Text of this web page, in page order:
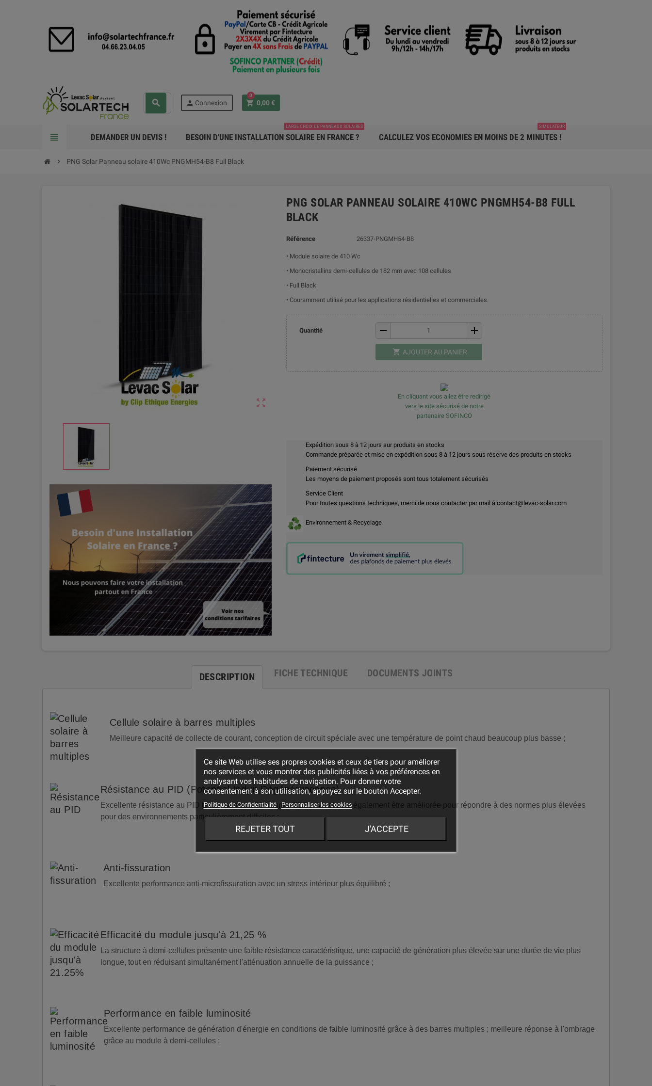
search person Connexion shopping_cart 0,00 €
0
view_headline DEMANDER UN DEVIS ! BESOIN D'UNE INSTALLATION SOLAIRE EN FRANCE ?
LARGE CHOIX DE PANNEAUX SOLAIRES
CALCULEZ VOS ECONOMIES EN MOINS DE 2 MINUTES !
SIMULATEUR
chevron_right PNG Solar Panneau solaire 410Wc PNGMH54-B8 Full Black
zoom_out_map
PNG SOLAR PANNEAU SOLAIRE 410WC PNGMH54-B8 FULL
BLACK
Référence 26337-PNGMH54-B8
• Module solaire de 410 Wc
• Monocristallins demi-cellules de 182 mm avec 108 cellules
• Full Black
• Couramment utilisé pour les applications résidentielles et commerciales.
Quantité remove add
shopping_cart AJOUTER AU PANIER
En cliquant vous allez être redirigé
vers le site sécurisé de notre
partenaire SOFINCO
Expédition sous 8 à 12 jours sur produits en stocks
Commande préparée et mise en expédition sous 8 à 12 jours sous réserve des produits en stocks
Paiement sécurisé
Les moyens de paiement proposés sont tous totalement sécurisés
Service Client
Pour toutes questions techniques, merci de nous contacter par mail à contact@levac-solar.com
Environnement & Recyclage
DESCRIPTION FICHE TECHNIQUE DOCUMENTS JOINTS
Cellule solaire à barres multiples
Meilleure capacité de collecte de courant, conception de circuit spéciale avec une température de point chaud beaucoup plus basse ;
Résistance au PID (Potentiel Induit Dégénérescence)
Excellente résistance au PID testée pendant 96 heures (85/85 %), et peut également être améliorée pour répondre à des normes plus élevées
pour des environnements particulièrement difficiles ;
Anti-fissuration
Excellente performance anti-microfissuration avec un stress intérieur plus équilibré ;
Efficacité du module jusqu'à 21,25 %
La structure à demi-cellules présente une faible résistance caractéristique, une capacité de génération plus élevée sur une durée de vie plus
longue, tout en réduisant simultanément l'atténuation annuelle de la puissance ;
Performance en faible luminosité
Excellente performance de génération d'énergie en conditions de faible luminosité grâce à des barres multiples ; meilleure réponse à l'ombrage
grâce au module à demi-cellules ;
Ce site Web utilise ses propres cookies et ceux de tiers pour améliorer
nos services et vous montrer des publicités liées à vos préférences en
analysant vos habitudes de navigation. Pour donner votre
consentement à son utilisation, appuyez sur le bouton Accepter.
Politique de Confidentialité Personnaliser les cookies
REJETER TOUT J'ACCEPTE